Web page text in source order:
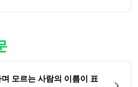
모르는 사람의 이름이 표